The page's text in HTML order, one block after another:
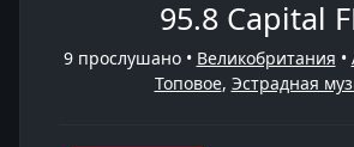
95.8 Capital
9прослушано • Великобритания •
Топовое, Эстрадная